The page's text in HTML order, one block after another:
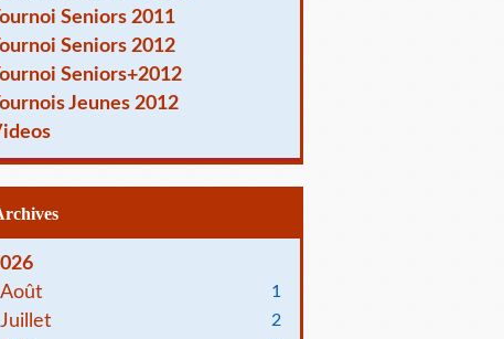
Seniors 2011
Seniors 2012
Seniors+2012
Jeunes 2012
Archives
Août
1
Juillet 2